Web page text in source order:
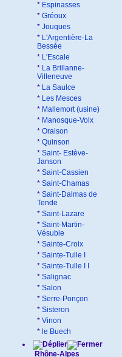
* Espinasses
* Gréoux
* Jouques
* L'Argentière-La
Bessée
* L'Escale
* La Brillanne-
Villeneuve
* La Saulce
* Les Mesces
* Mallemort (usine)
* Manosque-Volx
* Oraison
* Quinson
* Saint- Estève-
Janson
* Saint-Cassien
* Saint-Chamas
* Saint-Dalmas de
Tende
* Saint-Lazare
* Saint-Martin-
Vésubie
* Sainte-Croix
* Sainte-Tulle I
* Sainte-Tulle I I
* Salignac
* Salon
* Serre-Ponçon
* Sisteron
* Vinon
* le Buech
Rhône-Alpes